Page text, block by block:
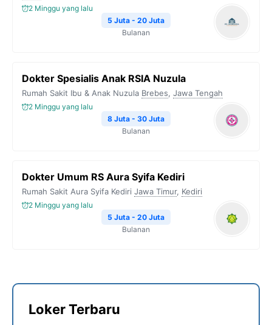
2 Minggu yang lalu
5 Juta - 20 Juta
Bulanan
Dokter Spesialis Anak RSIA Nuzula
Rumah Sakit Ibu & Anak Nuzula Brebes, Jawa Tengah
2 Minggu yang lalu
8 Juta - 30 Juta
Bulanan
Dokter Umum RS Aura Syifa Kediri
Rumah Sakit Aura Syifa Kediri Jawa Timur, Kediri
2 Minggu yang lalu
5 Juta - 20 Juta
Bulanan
Loker Terbaru